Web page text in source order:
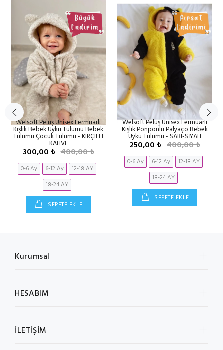
Welsoft Peluş Unisex Fermuarlı
Kışlık Bebek Uyku Tulumu Bebek
Tulumu Çocuk Tulumu - KIRÇILLI
KAHVE
300,00 ₺ 400,00 ₺
0-6 Ay 6-12 Ay
12-18 AY
18-24 AY
SEPETE EKLE
Welsoft Peluş Unisex Fermuarlı
Kışlık Ponponlu Palyaço Bebek
Uyku Tulumu - SARI-SİYAH
250,00 ₺ 400,00 ₺
0-6 Ay 6-12 Ay
12-18 AY
18-24 AY
SEPETE EKLE
Kurumsal
HESABIM
İLETİŞİM